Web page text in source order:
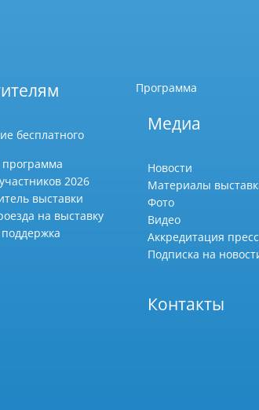
бесплатного
2026
выставки
на выставку
Программа
Медиа
Новости
Материалы
Фото
Видео
Аккредитация
Подписка на
Контакты